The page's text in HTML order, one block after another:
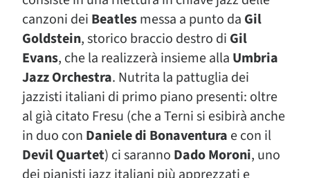
canzoni dei Beatlesmessa a punto da Gil
Goldstein, storico braccio destro di Gil
Evans, che la realizzerà insieme alla Umbria
Jazz Orchestra. Nutrita la pattuglia dei
jazzisti italiani di primo piano presenti: oltre
al già citato Fresu (che a Terni si esibirà anche
in duo con Daniele di Bonaventura e con il
Devil Quartet) ci saranno Dado Moroni, uno